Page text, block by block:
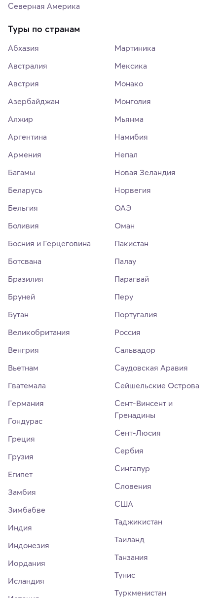
Северная Америка
Туры по странам
Абхазия
Австралия
Австрия
Азербайджан
Алжир
Аргентина
Армения
Багамы
Беларусь
Бельгия
Боливия
Босния и Герцеговина
Ботсвана
Бразилия
Бруней
Бутан
Великобритания
Венгрия
Вьетнам
Гватемала
Германия
Гондурас
Греция
Грузия
Египет
Замбия
Зимбабве
Индия
Индонезия
Иордания
Исландия
Мартиника
Мексика
Монако
Монголия
Мьянма
Намибия
Непал
Новая Зеландия
Норвегия
ОАЭ
Оман
Пакистан
Палау
Парагвай
Перу
Португалия
Россия
Сальвадор
Саудовская Аравия
Сейшельские Острова
Сент-Винсент и
Гренадины
Сент-Люсия
Сербия
Сингапур
Словения
США
Таджикистан
Таиланд
Танзания
Тунис
Туркменистан